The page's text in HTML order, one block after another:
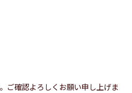
ご確認よろしくお願い申し上げま